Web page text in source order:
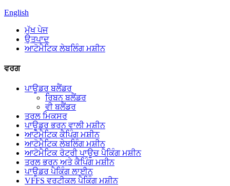
English
ਮੁੱਖ ਪੇਜ
ਉਤਪਾਦ
ਆਟੋਮੈਟਿਕ ਲੇਬਲਿੰਗ ਮਸ਼ੀਨ
ਵਰਗ
ਪਾਊਡਰ ਬਲੈਂਡਰ
ਰਿਬਨ ਬਲੈਂਡਰ
ਵੀ ਬਲੈਂਡਰ
ਤਰਲ ਮਿਕਸਰ
ਪਾਊਡਰ ਭਰਨ ਵਾਲੀ ਮਸ਼ੀਨ
ਆਟੋਮੈਟਿਕ ਕੈਪਿੰਗ ਮਸ਼ੀਨ
ਆਟੋਮੈਟਿਕ ਲੇਬਲਿੰਗ ਮਸ਼ੀਨ
ਆਟੋਮੈਟਿਕ ਰੋਟਰੀ ਪਾਊਚ ਪੈਕਿੰਗ ਮਸ਼ੀਨ
ਤਰਲ ਭਰਨ ਅਤੇ ਕੈਪਿੰਗ ਮਸ਼ੀਨ
ਪਾਊਡਰ ਪੈਕਿੰਗ ਲਾਈਨ
VFFS ਵਰਟੀਕਲ ਪੈਕਿੰਗ ਮਸ਼ੀਨ